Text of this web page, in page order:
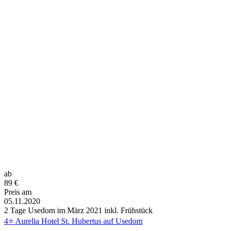
ab
89 €
Preis am
05.11.2020
2 Tage Usedom im März 2021 inkl. Frühstück
4⭐ Aurelia Hotel St. Hubertus auf Usedom